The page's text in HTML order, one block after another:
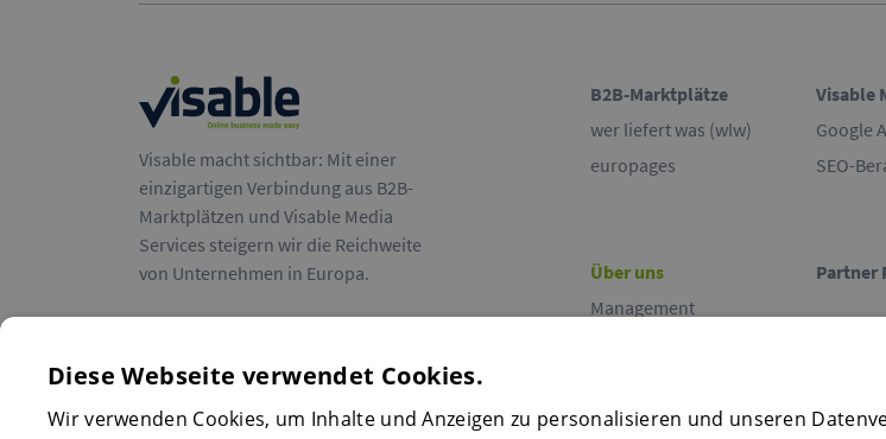
Visable macht sichtbar: Mit einer
einzigartigen Verbindung aus B2B-
Marktplätzen und Visable Media
Services steigern wir die Reichweite
von Unternehmen in Europa.
B2B-Marktplätze
wer liefert was (wlw)
europages
Visable
Google
SEO-
Über uns
Management
Standorte
Partner
Diese Webseite verwendet Cookies.
Wir verwenden Cookies, um Inhalte und Anzeigen zu personalisieren und unseren